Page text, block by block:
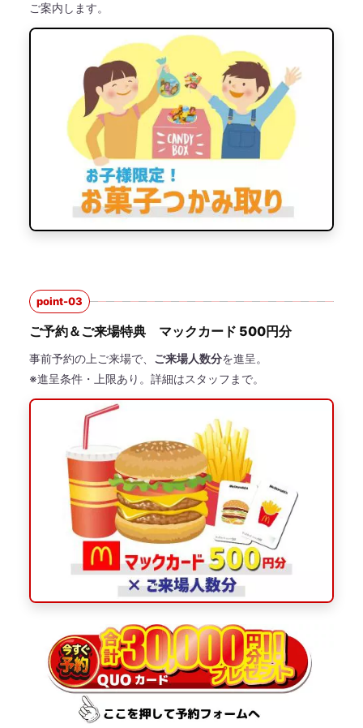
ご案内します。
point-03
ご予約＆ご来場特典 マックカード 500円分
事前予約の上ご来場で、 ご来場人数分を進呈。
※進呈条件・上限あり。詳細はスタッフまで。